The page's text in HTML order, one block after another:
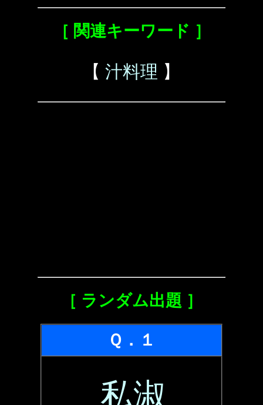
［ 関連キーワード ］
【 汁料理 】
［ ランダム出題 ］
Ｑ．１
私淑